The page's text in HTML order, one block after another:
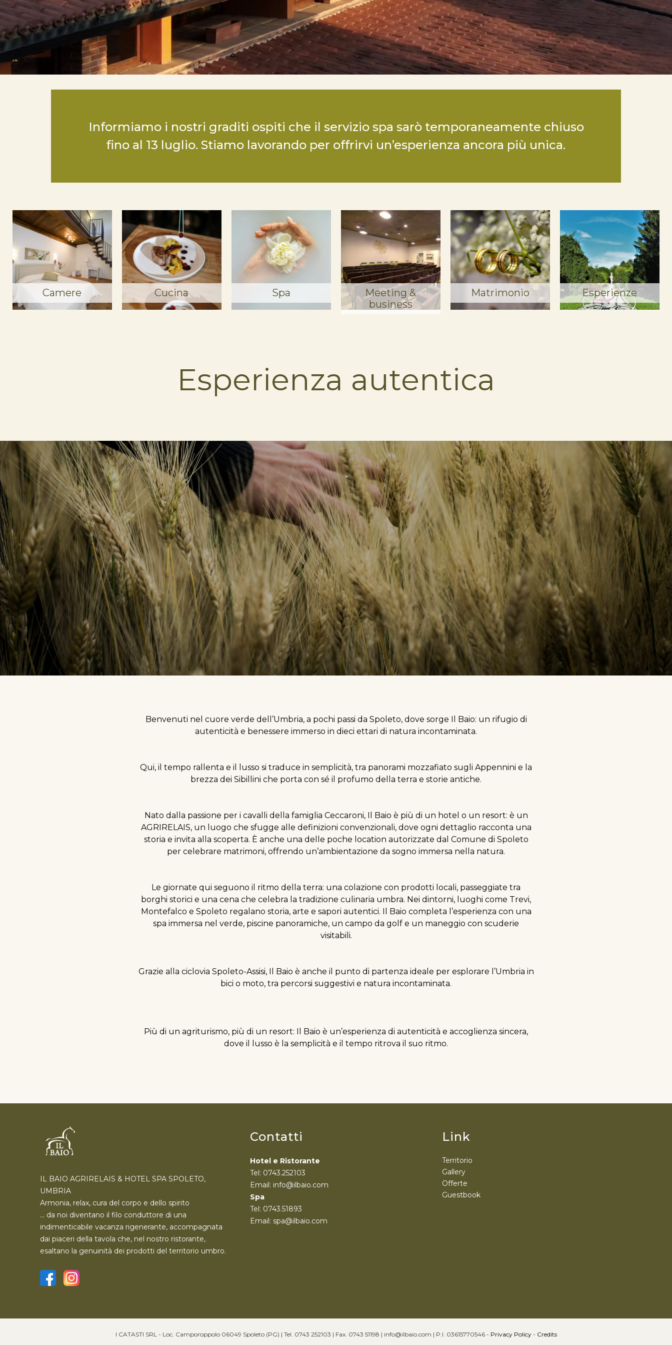
Informiamo i nostri graditi ospiti che il servizio spa sarò temporaneamente chiuso
fino al 13 luglio. Stiamo lavorando per offrirvi un’esperienza ancora più unica.
Camere Cucina Spa
Meeting &
business
Matrimonio Esperienze
Esperienza autentica
Benvenuti nel cuore verde dell’Umbria, a pochi passi da Spoleto, dove sorge Il Baio: un rifugio di
autenticità e benessere immerso in dieci ettari di natura incontaminata.
Qui, il tempo rallenta e il lusso si traduce in semplicità, tra panorami mozzafiato sugli Appennini e la
brezza dei Sibillini che porta con sé il profumo della terra e storie antiche.
Nato dalla passione per i cavalli della famiglia Ceccaroni, Il Baio è più di un hotel o un resort: è un
AGRIRELAIS, un luogo che sfugge alle definizioni convenzionali, dove ogni dettaglio racconta una
storia e invita alla scoperta. È anche una delle poche location autorizzate dal Comune di Spoleto
per celebrare matrimoni, offrendo un’ambientazione da sogno immersa nella natura.
Le giornate qui seguono il ritmo della terra: una colazione con prodotti locali, passeggiate tra
borghi storici e una cena che celebra la tradizione culinaria umbra. Nei dintorni, luoghi come Trevi,
Montefalco e Spoleto regalano storia, arte e sapori autentici. Il Baio completa l’esperienza con una
spa immersa nel verde, piscine panoramiche, un campo da golf e un maneggio con scuderie
visitabili.
Grazie alla ciclovia Spoleto-Assisi, Il Baio è anche il punto di partenza ideale per esplorare l’Umbria in
bici o moto, tra percorsi suggestivi e natura incontaminata.
Più di un agriturismo, più di un resort: Il Baio è un’esperienza di autenticità e accoglienza sincera,
dove il lusso è la semplicità e il tempo ritrova il suo ritmo.
IL BAIO AGRIRELAIS & HOTEL SPA SPOLETO,
UMBRIA
Armonia, relax, cura del corpo e dello spirito
… da noi diventano il filo conduttore di una
indimenticabile vacanza rigenerante, accompagnata
dai piaceri della tavola che, nel nostro ristorante,
esaltano la genuinità dei prodotti del territorio umbro.
Contatti
Hotel e Ristorante
Tel: 0743.252103
Email: info@ilbaio.com
Spa
Tel: 0743.51893
Email: spa@ilbaio.com
Link
Territorio
Gallery
Offerte
Guestbook
I CATASTI SRL - Loc. Camporoppolo 06049 Spoleto (PG) | Tel. 0743 252103 | Fax. 0743 51198 | info@ilbaio.com | P.I. 03615770546 - Privacy Policy- Credits